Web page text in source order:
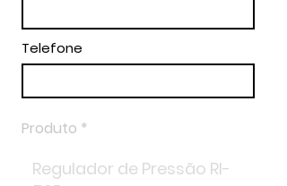
Telefone
Produto